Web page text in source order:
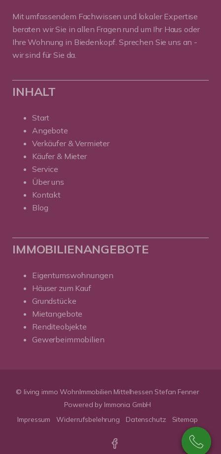
Mit umfassendem Fachwissen und lokaler Expertise
beraten wir Sie in allen Fragen rund um Ihr Haus oder
Ihre Wohnung in Biedenkopf. Sprechen Sie uns an -
wir sind für Sie da.
INHALT
Start
Angebote
Verkäufer & Vermieter
Käufer & Mieter
Service
Über uns
Kontakt
Blog
IMMOBILIENANGEBOTE
Eigentumswohnungen
Häuser zum Kauf
Grundstücke
Mietangebote
Renditeobjekte
Gewerbeimmobilien
© living immo WohnImmobilien Mittelhessen Stefan Fenner
Powered by Immonia GmbH
Impressum
Widerrufsbelehrung Datenschutz Sitemap